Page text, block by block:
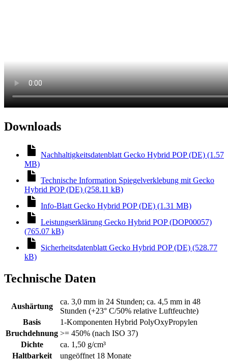
Downloads
Nachhaltigkeitsdatenblatt Gecko Hybrid POP (DE) (1.57
MB)
Technische Information Spiegelverklebung mit Gecko
Hybrid POP (DE) (258.11 kB)
Info-Blatt Gecko Hybrid POP (DE) (1.31 MB)
Leistungserklärung Gecko Hybrid POP (DOP00057)
(765.07 kB)
Sicherheitsdatenblatt Gecko Hybrid POP (DE) (528.77
kB)
Technische Daten
Aushärtung
ca. 3,0 mm in 24 Stunden; ca. 4,5 mm in 48
Stunden (+23° C/50% relative Luftfeuchte)
Basis
1-Komponenten Hybrid PolyOxyPropylen
Bruchdehnung >= 450% (nach ISO 37)
Dichte
ca. 1,50 g/cm³
Haltbarkeit
ungeöffnet 18 Monate